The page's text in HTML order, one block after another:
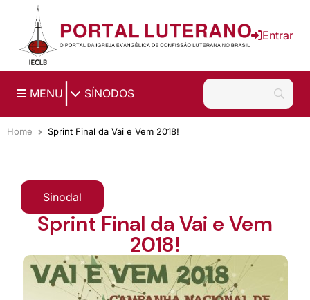
Ir para o conteúdo principal
Entrar
MENU SÍNODOS
Home Sprint Final da Vai e Vem 2018!
Sinodal
Sprint Final da Vai e Vem
2018!